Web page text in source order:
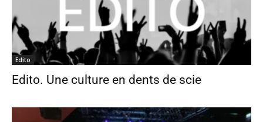
Edito
Edito. Une culture en dents de scie